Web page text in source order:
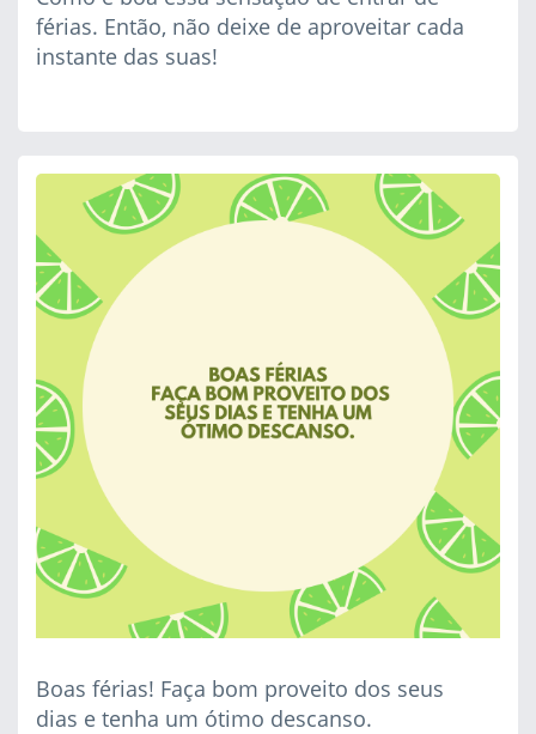
férias. Então, não deixe de aproveitar cada
instante das suas!
Boas férias! Faça bom proveito dos seus
dias e tenha um ótimo descanso.